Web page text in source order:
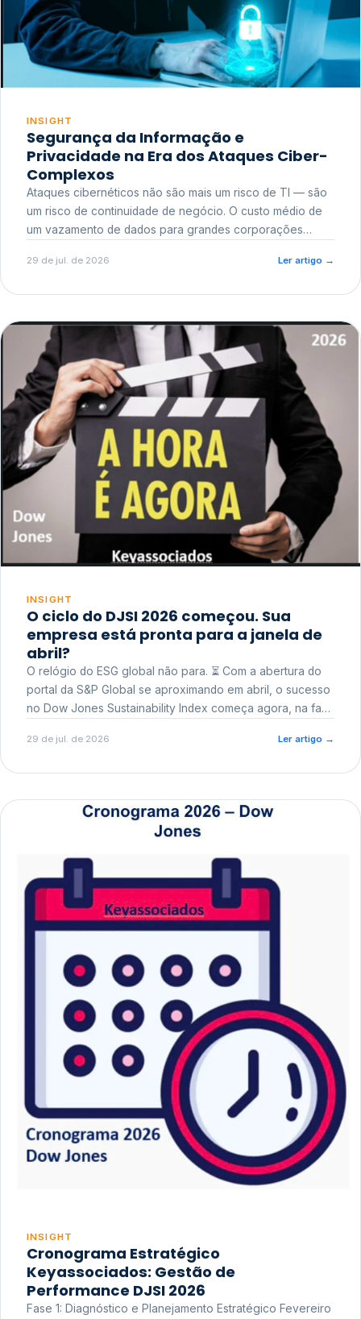
INSIGHT
Segurança da Informação e
Privacidade na Era dos Ataques Ciber-
Complexos
Ataques cibernéticos não são mais um risco de TI — são
um risco de continuidade de negócio. O custo médio de
um vazamento de dados para grandes corporações
reputacional e o risco regulatório junto a órgãos como a
29 de jul. de 2026 Ler artigo →
INSIGHT
O ciclo do DJSI 2026 começou. Sua
empresa está pronta para a janela de
abril?
O relógio do ESG global não para. ⏳ Com a abertura do
portal da S&P Global se aproximando em abril, o sucesso
no Dow Jones Sustainability Index começa agora, na fase
29 de jul. de 2026 Ler artigo →
INSIGHT
Cronograma Estratégico
Keyassociados: Gestão de
Performance DJSI 2026
Fase 1: Diagnóstico e Planejamento Estratégico Fevereiro